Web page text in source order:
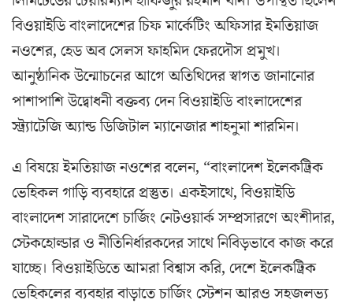
বিওয়াইডি বাংলাদেশের চিফ মার্কেটিং অফিসার ইমতিয়াজ
নওশের, হেড অব সেলস ফাহমিদ ফেরদৌস প্রমুখ।
আনুষ্ঠানিক উন্মোচনের আগে অতিথিদের স্বাগত জানানোর
পাশাপাশি উদ্বোধনী বক্তব্য দেন বিওয়াইডি বাংলাদেশের
স্ট্র্যাটেজি অ্যান্ড ডিজিটাল ম্যানেজার শাহনুমা শারমিন।
এ বিষয়ে ইমতিয়াজ নওশের বলেন, “বাংলাদেশ ইলেকট্রিক
ভেহিকল গাড়ি ব্যবহারে প্রস্তুত। একইসাথে, বিওয়াইডি
বাংলাদেশ সারাদেশে চার্জিং নেটওয়ার্ক সম্প্রসারণে অংশীদার,
স্টেকহোল্ডার ও নীতিনির্ধারকদের সাথে নিবিড়ভাবে কাজ করে
যাচ্ছে। বিওয়াইডিতে আমরা বিশ্বাস করি, দেশে ইলেকট্রিক
ভেহিকলের ব্যবহার বাড়াতে চার্জিং স্টেশন আরও সহজলভ্য